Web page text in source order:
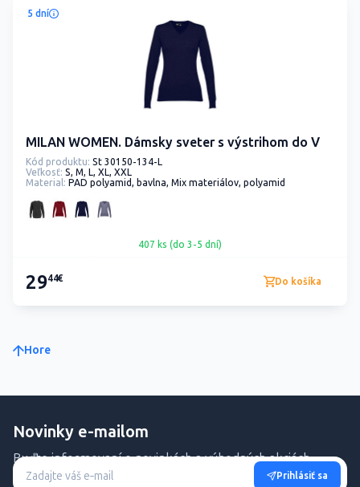
5 dní
MILAN WOMEN. Dámsky sveter s výstrihom do V
Kód produktu: St 30150-134-L
Veľkosť: S, M, L, XL, XXL
Material: PAD polyamid, bavlna, Mix materiálov, polyamid
407 ks (do 3-5 dní)
2944€ Do košíka
Hore
Novinky e-mailom
Buďte informovaní o novinkách a výhodných akciách.
Prihlásiť sa